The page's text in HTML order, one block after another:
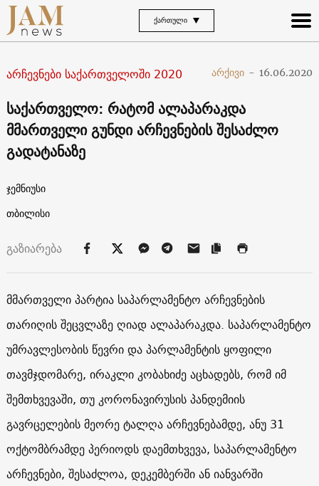
ᲥᲐᲠᲗᲣᲚᲘ
არჩევნები საქართველოში 2020 არქივი - 16.06.2020
საქართველო: რატომ ალაპარაკდა
მმართველი გუნდი არჩევნების შესაძლო
გადატანაზე
ჯემნიუსი
თბილისი
გაზიარება
მმართველი პარტია საპარლამენტო არჩევნების
თარიღის შეცვლაზე ღიად ალაპარაკდა. საპარლამენტო
უმრავლესობის წევრი და პარლამენტის ყოფილი
თავმჯდომარე, ირაკლი კობახიძე აცხადებს, რომ იმ
შემთხვევაში, თუ კორონავირუსის პანდემიის
გავრცელების მეორე ტალღა არჩევნებამდე, ანუ 31
ოქტომბრამდე პერიოდს დაემთხვევა, საპარლამენტო
არჩევნები, შესაძლოა, დეკემბერში ან იანვარში